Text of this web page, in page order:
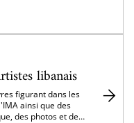
libanais
figurant dans les
ainsi que des
des photos et des